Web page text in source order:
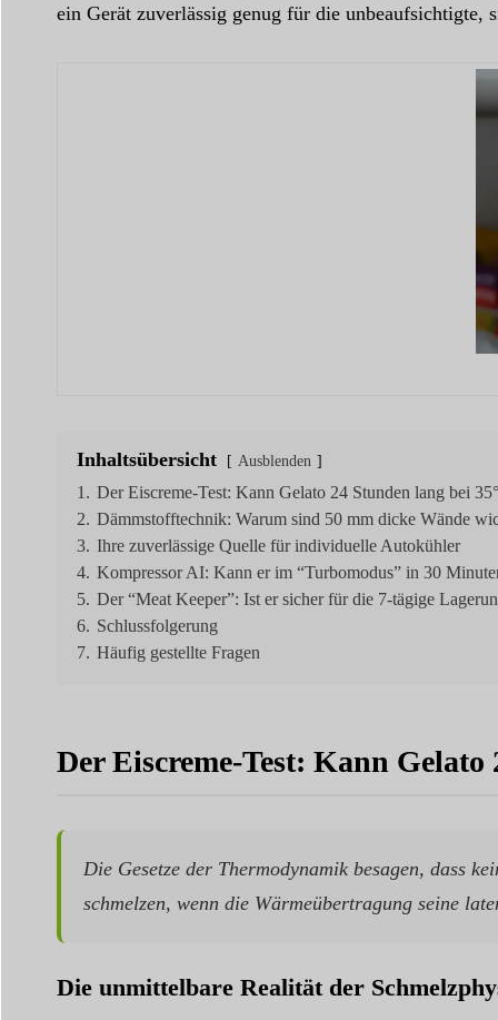
ein Gerät zuverlässig genug für die
Inhaltsübersicht Ausblenden
1. Der Eiscreme-Test: Kann Gelato 24 Stunden lang bei
2. Dämmstofftechnik: Warum sind 50 mm dicke Wände
3. Ihre zuverlässige Quelle für individuelle Autokühler
4. Kompressor AI: Kann er im “Turbomodus” in 30
5. Der “Meat Keeper”: Ist er sicher für die 7-tägige
6. Schlussfolgerung
7. Häufig gestellte Fragen
Der Eiscreme-Test: Kann
Die Gesetze der Thermodynamik besagen, dass
schmelzen, wenn die Wärmeübertragung seine
Die unmittelbare Realität der